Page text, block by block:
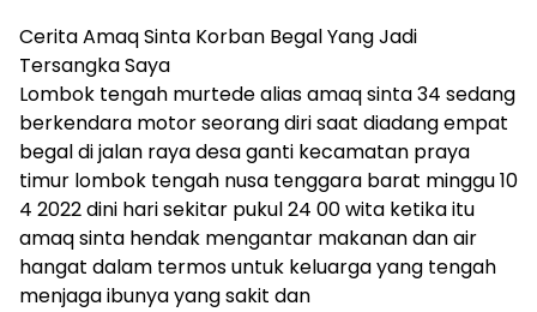
Cerita Amaq Sinta Korban Begal Yang Jadi
Tersangka Saya
Lombok tengah murtede alias amaq sinta 34 sedang
berkendara motor seorang diri saat diadang empat
begal di jalan raya desa ganti kecamatan praya
timur lombok tengah nusa tenggara barat minggu 10
4 2022 dini hari sekitar pukul 24 00 wita ketika itu
amaq sinta hendak mengantar makanan dan air
hangat dalam termos untuk keluarga yang tengah
menjaga ibunya yang sakit dan